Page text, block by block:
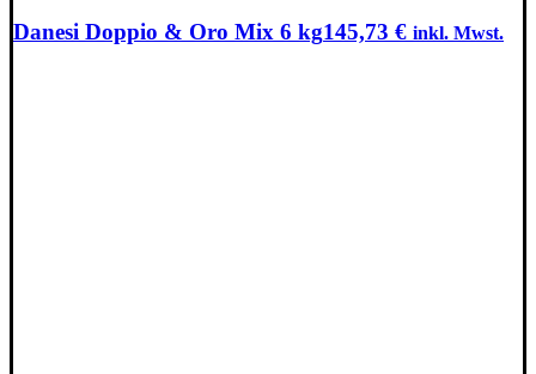
Danesi Doppio & Oro Mix 6 kg145,73 € inkl. Mwst.